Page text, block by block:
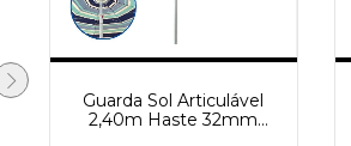
Guarda Sol Articulável
2,40m Haste 32mm